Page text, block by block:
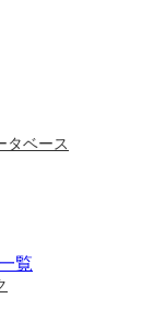
タベース
覧